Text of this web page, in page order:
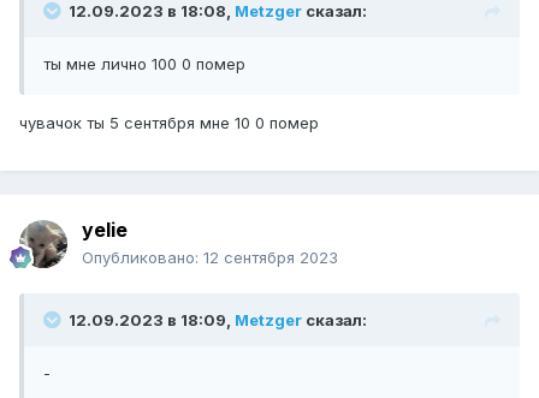
12.09.2023 в 18:08, Metzger сказал:
ты мне лично 100 0 помер
чувачок ты 5 сентября мне 10 0 помер
yelie
Опубликовано: 12 сентября 2023
12.09.2023 в 18:09, Metzger сказал:
-